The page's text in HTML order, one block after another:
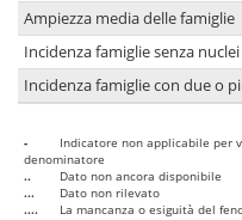
Ampiezza media delle famiglie
Incidenza famiglie senza nuclei
Incidenza famiglie con due o
-
Indicatore non applicabile per
denominatore
..
Dato non ancora disponibile
...
Dato non rilevato
....
La mancanza o esiguità del